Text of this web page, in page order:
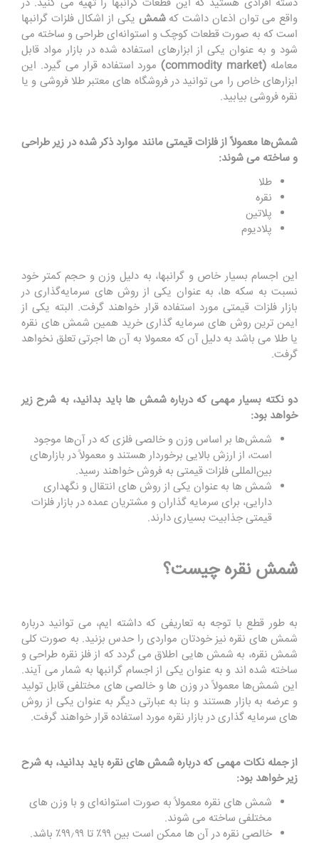
واقع می توان اذعان داشت کهشمش یکی از اشکال فلزات گرانبها
است که به صورت قطعات کوچک و استوانه‌ای طراحی و ساخته می
شود و به عنوان یکی از ابزارهای استفاده شده در بازار مواد قابل
معامله (commodity market) مورد استفاده قرار می گیرد. این
ابزارهای خاص را می توانید در فروشگاه های معتبر طلا فروشی و یا
نقره فروشی بیابید.
شمش‌ها معمولاً از فلزات قیمتی مانند موارد ذکر شده در زیر طراحی
و ساخته می شوند:
طلا
نقره
پلاتین
پلادیوم
این اجسام بسیار خاص و گرانبها، به دلیل وزن و حجم کمتر خود
نسبت به سکه‌ ها، به عنوان یکی از روش ‌های سرمایه‌گذاری در
بازار فلزات قیمتی مورد استفاده قرار خواهند گرفت. البته یکی از
ایمن ترین روش های سرمایه گذاری خرید همین شمش های نقره
یا طلا می باشد به دلیل آن که معمولا به آن ها اجرتی تعلق نخواهد
گرفت.
دو نکته بسیار مهمی که درباره شمش ها باید بدانید، به شرح زیر
خواهد بود:
شمش‌ها بر اساس وزن و خالصی فلزی که در آن‌ها موجود
است، از ارزش بالایی برخوردار هستند و معمولاً در بازارهای
بین‌المللی فلزات قیمتی به فروش خواهند رسید.
شمش ‌ها به عنوان یکی از روش‌ های انتقال و نگهداری
دارایی، برای سرمایه‌ گذاران و مشتریان عمده در بازار فلزات
قیمتی جذابیت بسیاری دارند.
شمش نقره چیست؟
به طور قطع با توجه به تعاریفی که داشته ایم، می توانید درباره
شمش های نقره نیز خودتان مواردی را حدس بزنید. به صورت کلی
شمش نقره، به شمش ‌هایی اطلاق می گردد که از فلز نقره طراحی و
ساخته شده ‌اند و به عنوان یکی از اجسام گرانبها به شمار می آیند.
این شمش‌ها معمولاً در وزن‌ ها و خالصی‌ های مختلفی قابل تولید
و عرضه به بازار هستند و بنا به عبارتی دیگر به عنوان یکی از روش
‌های سرمایه‌ گذاری در بازار نقره مورد استفاده قرار خواهند گرفت.
از جمله نکات مهمی که درباره شمش های نقره باید بدانید، به شرح
زیر خواهد بود:
شمش ‌های نقره معمولاً به صورت استوانه‌ای و با وزن ‌های
مختلفی ساخته می ‌شوند.
خالصی نقره در آن ‌ها ممکن است بین ۹۹٪ تا ۹۹٫۹۹٪ باشد.